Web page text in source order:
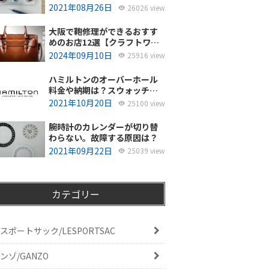
使ってるの？
2021年08月26日 26026 view
大阪で鞄修理ができるおすす
めのお店12選【クラフトワー
カーズ調査・2026年8月】
2024年09月10日 25916 view
ハミルトンのオーバーホール
料金や納期は？スウォッチグ
ループジャパンと修理専門店
2021年10月20日 25100 view
腕時計のカレンダーが切り替
わらない。故障する原因は？
2021年09月22日
25039 view
カテゴリー
ポートサック/LESPORTSAC
ゾ/GANZO